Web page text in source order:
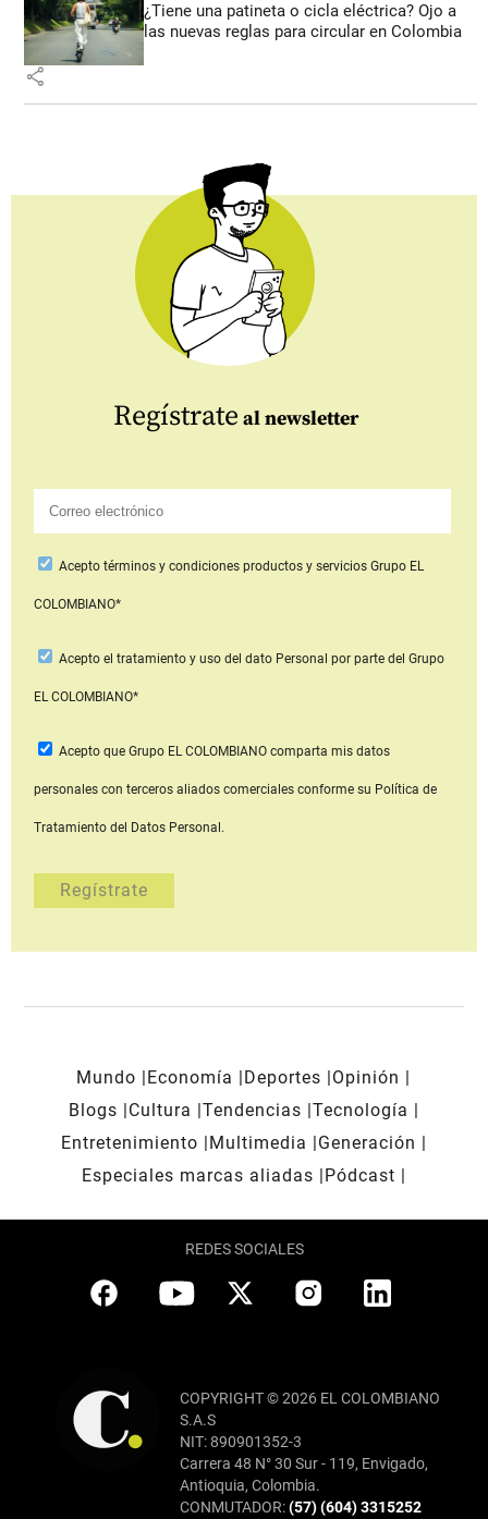
¿Tiene una patineta o cicla eléctrica? Ojo a
las nuevas reglas para circular en Colombia
share
Regístrate al newsletter
Aceptotérminos y condiciones productos y serviciosGrupo EL
COLOMBIANO*
Acepto el tratamiento y uso del dato Personal por parte del Grupo
EL COLOMBIANO*
Acepto que Grupo EL COLOMBIANOcomparta mis datos
personales con terceros aliados comerciales conforme su Política de
Tratamiento del Datos Personal.
Mundo Economía Deportes
Opinión
Blogs
Cultura Tendencias Tecnología
Entretenimiento
Multimedia
Generación
Especiales marcas aliadas
Pódcast
REDES SOCIALES
COPYRIGHT © 2026 EL COLOMBIANO
S.A.S
NIT: 890901352-3
Carrera 48 N° 30 Sur - 119, Envigado,
Antioquia, Colombia.
CONMUTADOR:(57) (604) 3315252